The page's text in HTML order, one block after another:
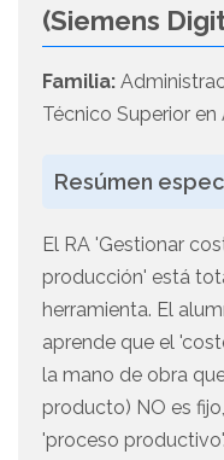
(Siemens
Familia:
Técnico Superior
Resúmen
El RA 'Gestionar
producción' está
herramienta. El
aprende que el
la mano de obra
producto) NO es
'proceso